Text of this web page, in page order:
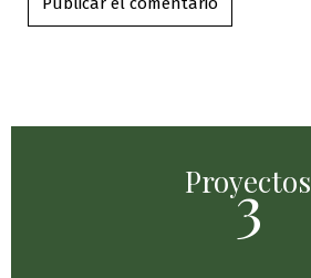
Proyectos
3